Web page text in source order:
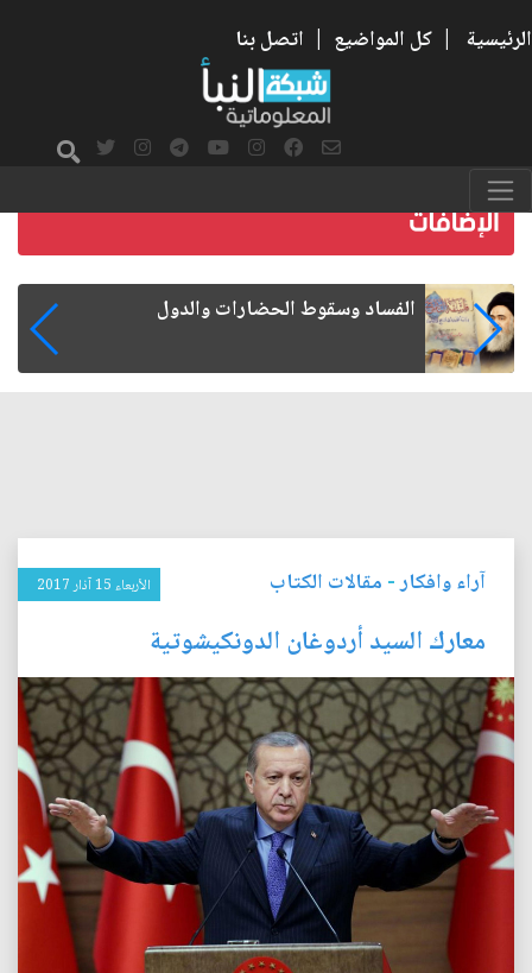
الرئيسية | كل المواضيع | اتصل بنا
رواتب الموظفين على صفيح ساخن
آراء وافكار- مقالات الكتاب الأربعاء 15 آذار 2017
معارك السيد أردوغان الدونكيشوتية